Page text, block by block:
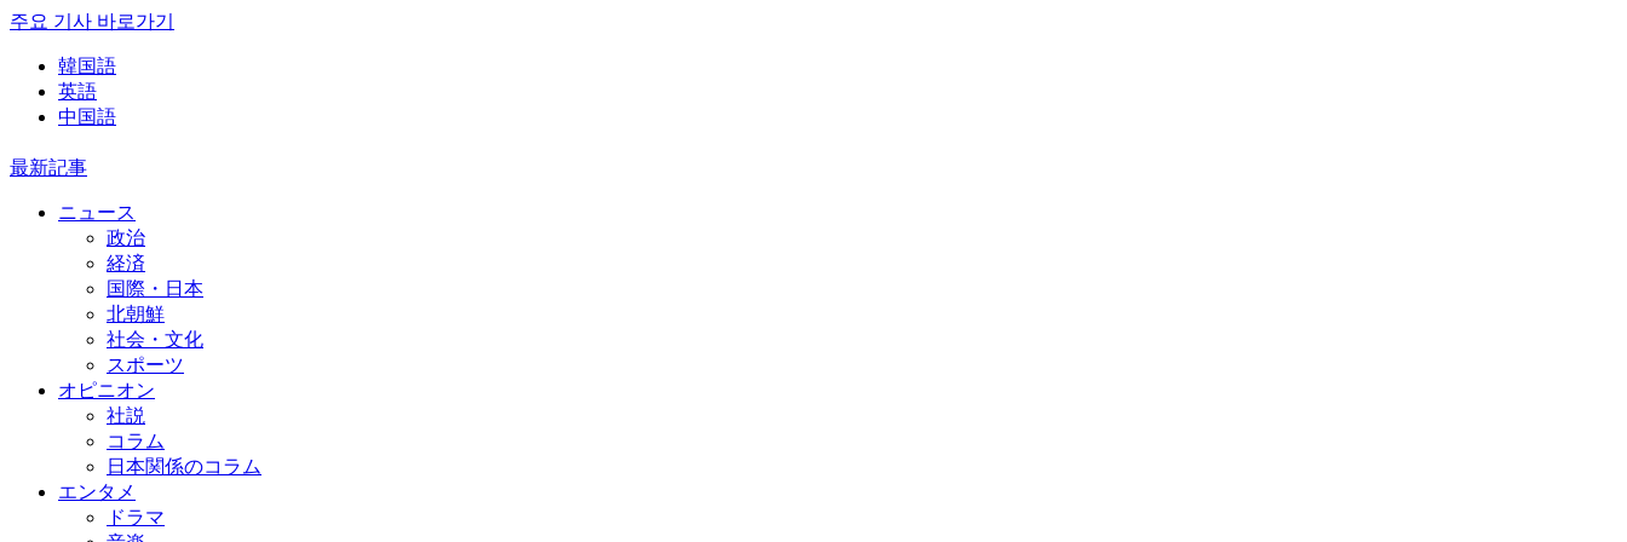
주요 기사 바로가기
韓国語
英語
中国語
最新記事
ニュース
政治
経済
国際・日本
北朝鮮
社会・文化
スポーツ
オピニオン
社説
コラム
日本関係のコラム
エンタメ
ドラマ